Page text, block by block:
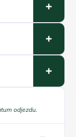
odjezdu.